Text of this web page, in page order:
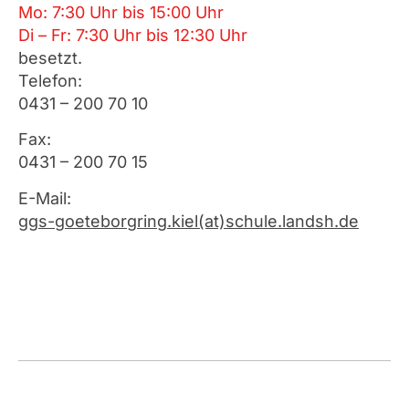
Mo: 7:30 Uhr bis 15:00 Uhr
Di – Fr: 7:30 Uhr bis 12:30 Uhr
besetzt.
Telefon:
0431 – 200 70 10
Fax:
0431 – 200 70 15
E-Mail:
ggs-goeteborgring.kiel(at)schule.landsh.de